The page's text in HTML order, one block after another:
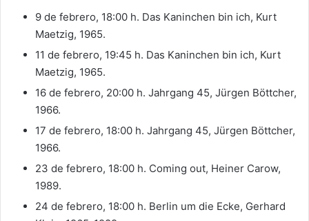
9 de febrero, 18:00 h. Das Kaninchen bin ich, Kurt
Maetzig, 1965.
11 de febrero, 19:45 h. Das Kaninchen bin ich, Kurt
Maetzig, 1965.
16 de febrero, 20:00 h. Jahrgang 45, Jürgen Böttcher,
1966.
17 de febrero, 18:00 h. Jahrgang 45, Jürgen Böttcher,
1966.
23 de febrero, 18:00 h. Coming out, Heiner Carow,
1989.
24 de febrero, 18:00 h. Berlin um die Ecke, Gerhard